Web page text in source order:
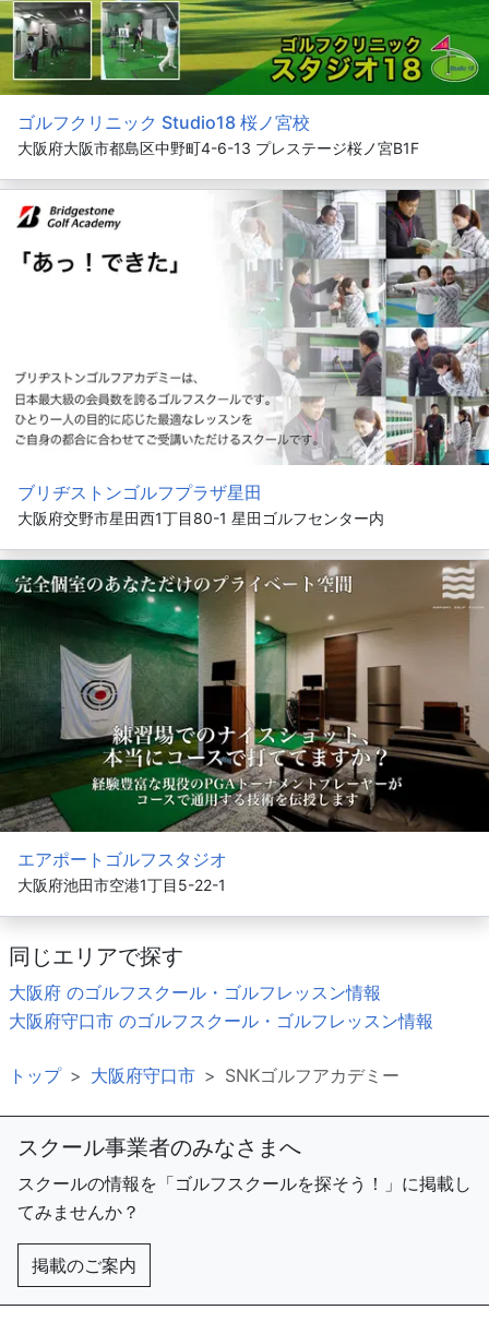
ゴルフクリニック Studio18 桜ノ宮校
大阪府大阪市都島区中野町4-6-13 プレステージ桜ノ宮B1F
ブリヂストンゴルフプラザ星田
大阪府交野市星田西1丁目80-1 星田ゴルフセンター内
エアポートゴルフスタジオ
大阪府池田市空港1丁目5-22-1
同じエリアで探す
大阪府 のゴルフスクール・ゴルフレッスン情報
大阪府守口市 のゴルフスクール・ゴルフレッスン情報
トップ 大阪府守口市 SNKゴルフアカデミー
スクール事業者のみなさまへ
スクールの情報を「ゴルフスクールを探そう！」に掲載し
てみませんか？
掲載のご案内